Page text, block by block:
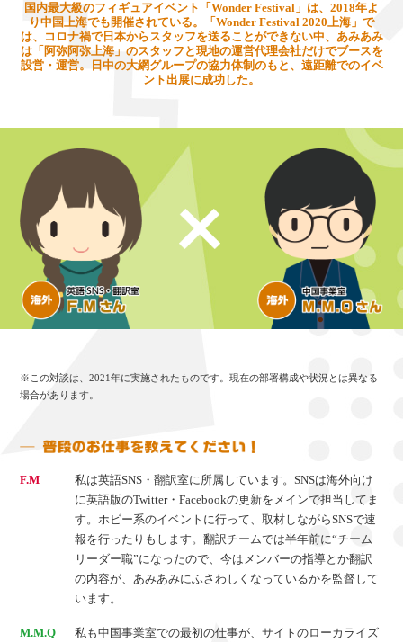
国内最大級のフィギュアイベント「Wonder Festival」は、2018年よ
り中国上海でも開催されている。「Wonder Festival 2020上海」で
は、コロナ禍で日本からスタッフを送ることができない中、あみあみ
は「阿弥阿弥上海」のスタッフと現地の運営代理会社だけでブースを
設営・運営。日中の大網グループの協力体制のもと、遠距離でのイベ
ント出展に成功した。
※この対談は、2021年に実施されたものです。現在の部署構成や状況とは異なる
場合があります。
F.M
私は英語SNS・翻訳室に所属しています。SNSは海外向け
に英語版のTwitter・Facebookの更新をメインで担当してま
す。ホビー系のイベントに行って、取材しながらSNSで速
報を行ったりもします。翻訳チームでは半年前に“チーム
リーダー職”になったので、今はメンバーの指導とか翻訳
の内容が、あみあみにふさわしくなっているかを監督して
います。
M.M.Q
私も中国事業室での最初の仕事が、サイトのローカライズ